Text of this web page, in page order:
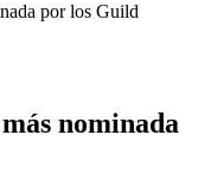
por los Guild
nominada